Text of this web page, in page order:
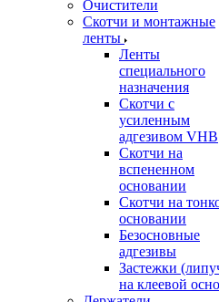
Очистители
Скотчи и монтажные
ленты
Ленты
специального
назначения
Скотчи с
усиленным
адгезивом VHB
Скотчи на
вспененном
основании
Скотчи на
основании
Безосновные
адгезивы
Застежки
на клеевой